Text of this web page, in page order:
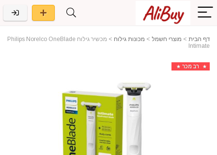
דף הבית > מוצרי חשמל > מכונות גילוח >
מכשיר גילוח Philips Norelco OneBlade
Intimate
רב מכר